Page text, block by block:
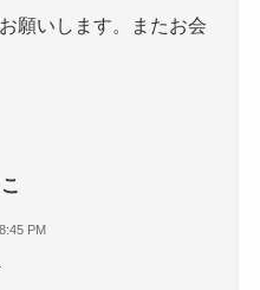
願いします。またお会
PM